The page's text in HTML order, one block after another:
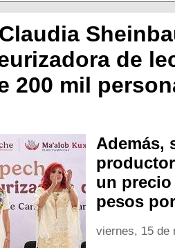
de
200 mil
Además,
un precio
pesos
viernes, 15 de